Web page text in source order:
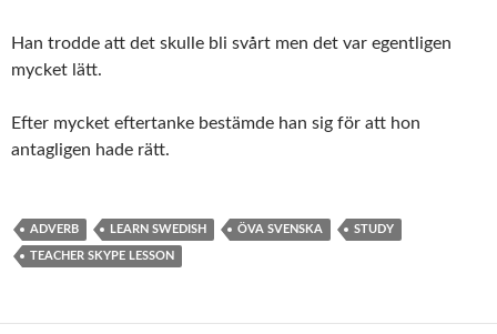
Han trodde att det skulle bli svårt men det var egentligen
mycket lätt.
Efter mycket eftertanke bestämde han sig för att hon
antagligen hade rätt.
ADVERB LEARN SWEDISH ÖVA SVENSKA STUDY
TEACHER SKYPE LESSON